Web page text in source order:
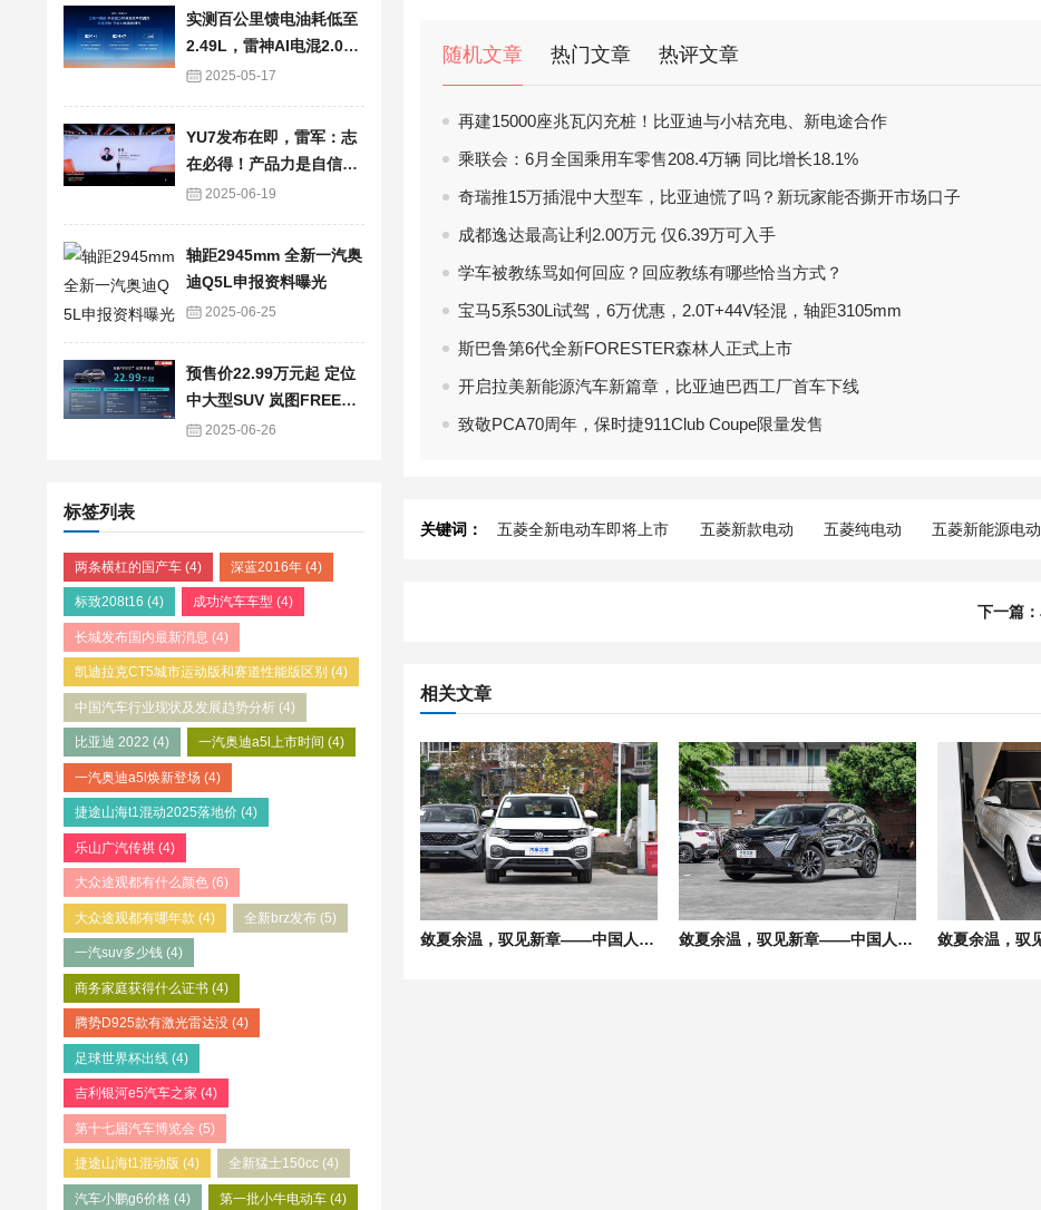
实测百公里馈电油耗低至
2.49L，雷神AI电混2.0进
阶发布
2025-05-17
YU7发布在即，雷军：志
在必得！产品力是自信来
源 2025-06-19
轴距2945mm 全新一汽奥
迪Q5L申报资料曝光
2025-06-25
预售价22.99万元起 定位
中大型SUV 岚图FREE
+开启预售！
2025-06-26
标签列表
两条横杠的国产车 (4) 深蓝2016年(4)
标致208t16 (4) 成功汽车车型 (4)
长城发布国内最新消息 (4)
凯迪拉克CT5城市运动版和赛道性能版区别 (4)
中国汽车行业现状及发展趋势分析 (4)
比亚迪 2022 (4) 一汽奥迪a5l上市时间 (4)
一汽奥迪a5l焕新登场 (4)
捷途山海t1混动2025落地价 (4)
乐山广汽传祺 (4)
大众途观都有什么颜色 (6)
大众途观都有哪年款 (4) 全新brz发布(5)
一汽suv多少钱 (4)
商务家庭获得什么证书 (4)
腾势D925款有激光雷达没 (4)
足球世界杯出线 (4)
吉利银河e5汽车之家 (4)
第十七届汽车博览会 (5)
捷途山海t1混动版 (4) 全新猛士150cc(4)
汽车小鹏g6价格 (4) 第一批小牛电动车(4)
随机文章 热门文章 热评文章
再建15000座兆瓦闪充桩！比亚迪与小桔充电、新电途合作
乘联会：6月全国乘用车零售208.4万辆 同比增长18.1%
奇瑞推15万插混中大型车，比亚迪慌了吗？新玩家能否撕开市场口子
成都逸达最高让利2.00万元 仅6.39万可入手
学车被教练骂如何回应？回应教练有哪些恰当方式？
宝马5系530Li试驾，6万优惠，2.0T+44V轻混，轴距3105mm
斯巴鲁第6代全新FORESTER森林人正式上市
开启拉美新能源汽车新篇章，比亚迪巴西工厂首车下线
致敬PCA70周年，保时捷911Club Coupe限量发售
关键词： 五菱全新电动车即将上市 五菱新款电动 五菱纯电动 五菱新能源电动
相关文章
敛夏余温，驭见新章——中国人保携手亳州中源汽车购车嘉年华 敛夏余温，驭见新章——中国人保携手亳州市远景广源汽车购车嘉年华